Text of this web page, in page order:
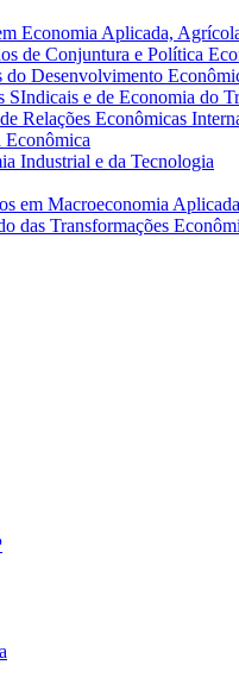
Economia Aplicada,
de Conjuntura e Política
Desenvolvimento
SIndicais e de Economia do
Relações Econômicas
Industrial e da Tecnologia
em Macroeconomia Aplicada
das Transformações